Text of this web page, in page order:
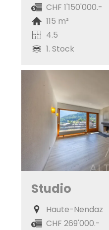
CHF 1'150'000.-
115 m²
4.5
1. Stock
Studio
Haute-Nendaz
CHF 269'000.-